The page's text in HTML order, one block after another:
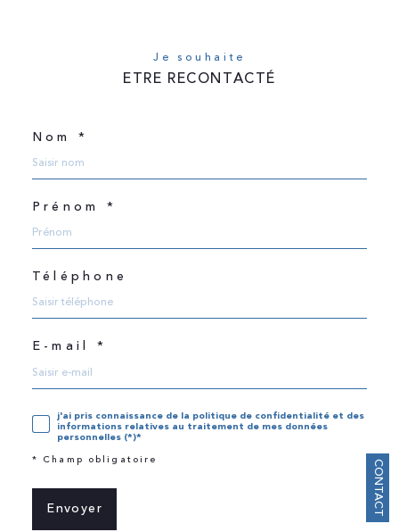
CONTACT
Je souhaite
ETRE RECONTACTÉ
Nom *
Prénom *
Téléphone
E-mail *
j'ai pris connaissance de la politique de confidentialité et des
informations relatives au traitement de mes données
personnelles (*)*
* Champ obligatoire
Envoyer